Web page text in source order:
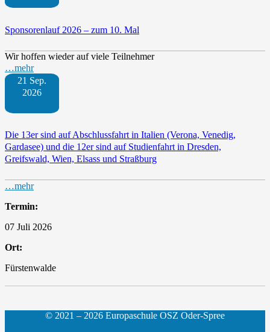
Sponsorenlauf 2026 – zum 10. Mal
Wir hoffen wieder auf viele Teilnehmer
…mehr
21 Sep.
2026
Die 13er sind auf Abschlussfahrt in Italien (Verona, Venedig,
Gardasee) und die 12er sind auf Studienfahrt in Dresden,
Greifswald, Wien, Elsass und Straßburg
…mehr
Termin:
07 Juli 2026
Ort:
Fürstenwalde
© 2021 – 2026 Europaschule OSZ Oder-Spree